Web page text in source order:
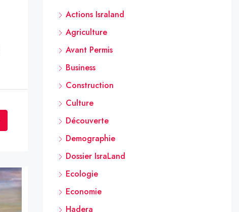
Actions Israland
Agriculture
Avant Permis
Business
Construction
Culture
Découverte
Demographie
Dossier IsraLand
Ecologie
Economie
Hadera